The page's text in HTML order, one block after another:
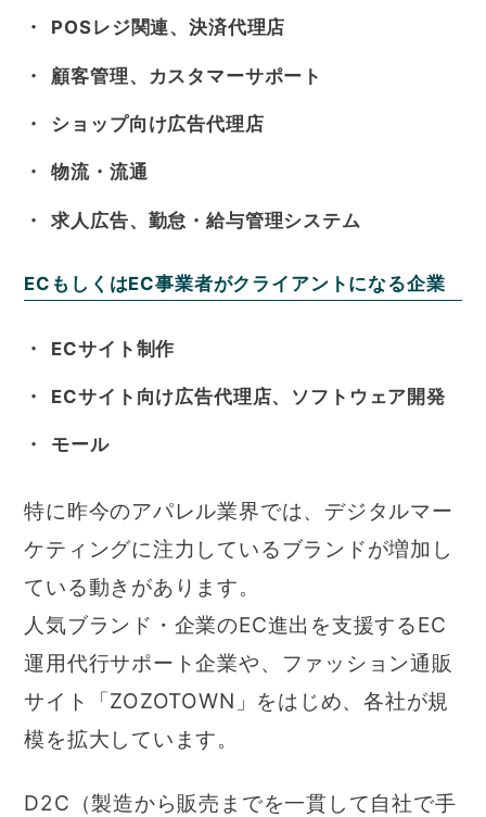
POSレジ関連、決済代理店
顧客管理、カスタマーサポート
ショップ向け広告代理店
物流・流通
求人広告、勤怠・給与管理システム
ECもしくはEC事業者がクライアントになる企業
ECサイト制作
ECサイト向け広告代理店、ソフトウェア開発
モール
特に昨今のアパレル業界では、デジタルマー
ケティングに注力しているブランドが増加し
ている動きがあります。
人気ブランド・企業のEC進出を支援するEC
運用代行サポート企業や、ファッション通販
サイト「ZOZOTOWN」をはじめ、各社が規
模を拡大しています。
D2C（製造から販売までを一貫して自社で手